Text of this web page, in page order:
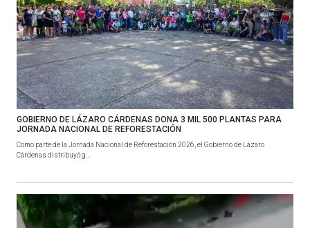
GOBIERNO DE LÁZARO CÁRDENAS DONA 3 MIL 500 PLANTAS PARA
JORNADA NACIONAL DE REFORESTACIÓN
Como parte de la Jornada Nacional de Reforestación 2026, el Gobierno de Lázaro
Cárdenas distribuyó g...